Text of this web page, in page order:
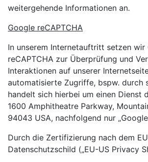
weitergehende Informationen an.
Google reCAPTCHA
In unserem Internetauftritt setzen wir
reCAPTCHA zur Überprüfung und
Interaktionen auf unserer
automatisierte Zugriffe, bspw. durch
handelt sich hierbei um einen Dienst
1600 Amphitheatre Parkway,
94043 USA, nachfolgend nur
Durch die Zertifizierung nach dem
Datenschutzschild („EU-US Privacy